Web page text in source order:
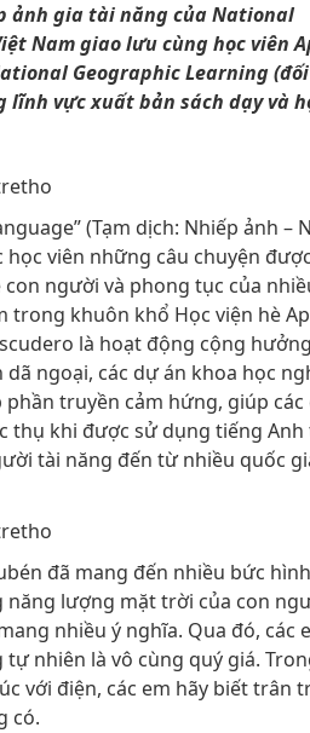
ảnh gia tài năng của National
Nam giao lưu cùng học viên
Geographic Learning
vực xuất bản sách dạy và
(Tạm dịch: Nhiếp ảnh –
viên những câu chuyện được
người và phong tục của
trong khuôn khổ Học viện hè
là hoạt động cộng
ngoại, các dự án khoa học
truyền cảm hứng, giúp các
thụ khi được sử dụng tiếng
tài năng đến từ nhiều quốc
đã mang đến nhiều bức
lượng mặt trời của con
nhiều ý nghĩa. Qua đó, các
nhiên là vô cùng quý giá.
với điện, các em hãy biết trân
có.